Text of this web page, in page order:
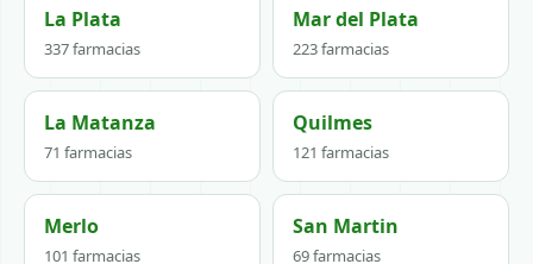
La Plata
337 farmacias
Mar del Plata
223 farmacias
La Matanza
71 farmacias
Quilmes
121 farmacias
Merlo
101 farmacias
San Martin
69 farmacias